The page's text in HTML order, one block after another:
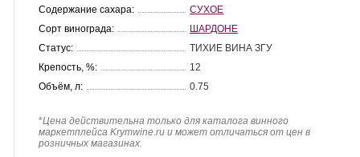
Содержание сахара:
СУХОЕ
Сорт винограда:
ШАРДОНЕ
Статус:
ТИХИЕ ВИНА ЗГУ
Крепость, %:
12
Объём, л:
0.75
*Цена действительна только для каталога винного
маркетплейса Krymwine.ru и может отличаться от цен в
розничных магазинах.